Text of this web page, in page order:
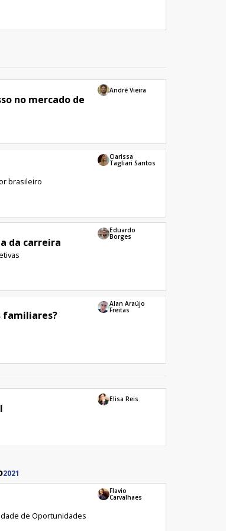
no mercado de
André Vieira
brasileiro
Clarissa
Tagliari Santos
da carreira
Eduardo
Borges
familiares?
Alan Araújo
Freitas
Elisa Reis
2021
de Oportunidades
Flavio
Carvalhaes